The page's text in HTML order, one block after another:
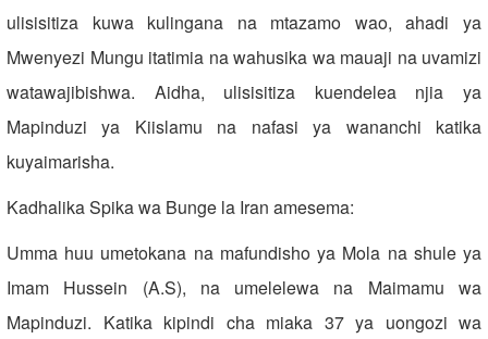
ulisisitiza kuwa kulingana na mtazamo wao, ahadi ya
Mwenyezi Mungu itatimia na wahusika wa mauaji na uvamizi
watawajibishwa. Aidha, ulisisitiza kuendelea njia ya
Mapinduzi ya Kiislamu na nafasi ya wananchi katika
kuyaimarisha.
Kadhalika Spika wa Bunge la Iran amesema:
Umma huu umetokana na mafundisho ya Mola na shule ya
Imam Hussein (A.S), na umelelewa na Maimamu wa
Mapinduzi. Katika kipindi cha miaka 37 ya uongozi wa